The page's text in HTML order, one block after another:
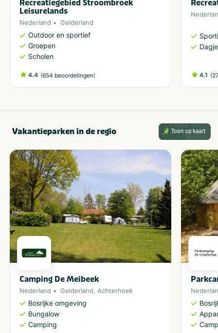
Recreatiegebied Stroombroek
Leisurelands
Nederland Gelderland
Outdoor en sportief
Groepen
Scholen
4.4 (654 beoordelingen) 4.1 (
Vakantieparken in de regio Toon op kaart
Camping De Meibeek
Nederland Gelderland, Achterhoek
Bosrijke omgeving
Bungalow
Camping